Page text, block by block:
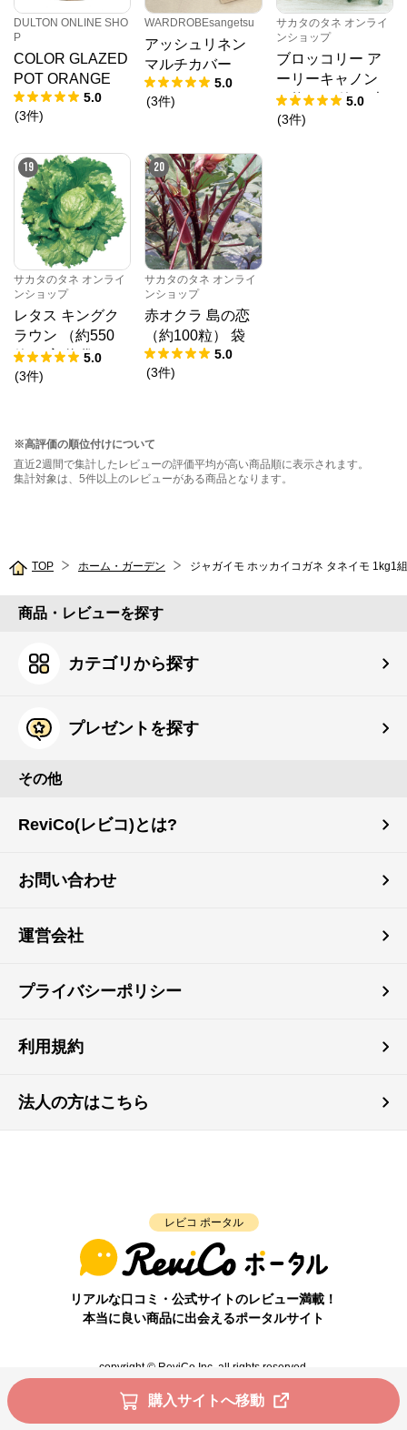
購入サイトへ移動
DULTON ONLINE SHO
P
COLOR GLAZED
POT ORANGE
5.0
(3件)
WARDROBEsangetsu
アッシュリネン
マルチカバー
5.0
(3件)
サカタのタネ オンライ
ンショップ
ブロッコリー ア
ーリーキャノン
（約2000粒） 大
袋
5.0
(3件)
19
サカタのタネ オンライ
ンショップ
レタス キングク
ラウン （約550
粒） 実咲 袋5.0
(3件)
20
サカタのタネ オンライ
ンショップ
赤オクラ 島の恋
（約100粒） 袋
5.0
(3件)
※高評価の順位付けについて
直近2週間で集計したレビューの評価平均が高い商品順に表示されます。
集計対象は、5件以上のレビューがある商品となります。
TOP ホーム・ガーデン ジャガイモ ホッカイコガネ タネイモ 1kg1組
商品・レビューを探す
カテゴリから探す
プレゼントを探す
その他
ReviCo(レビコ)とは?
お問い合わせ
運営会社
プライバシーポリシー
利用規約
法人の方はこちら
レビコ ポータル
リアルな口コミ・公式サイトのレビュー満載！
本当に良い商品に出会えるポータルサイト
copyright © ReviCo Inc. all rights reserved.